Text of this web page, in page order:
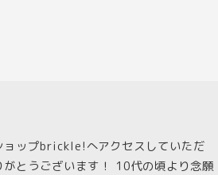
ョップbrickle!へアクセスしていただ
がとうございます！ 10代の頃より念願